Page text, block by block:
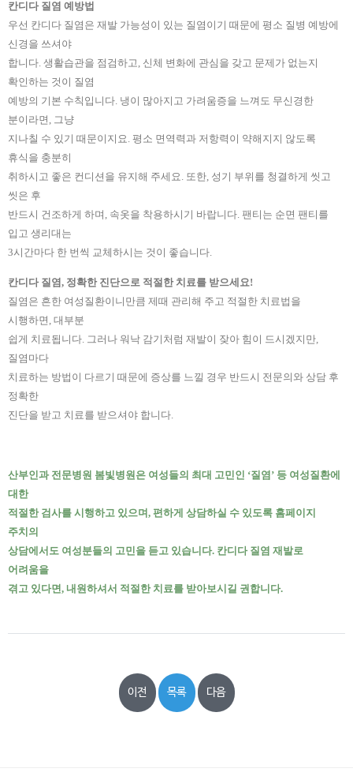
칸디다 질염 예방법
우선 칸디다 질염은 재발 가능성이 있는 질염이기 때문에 평소 질병 예방에
신경을 쓰셔야
합니다. 생활습관을 점검하고, 신체 변화에 관심을 갖고 문제가 없는지
확인하는 것이 질염
예방의 기본 수칙입니다. 냉이 많아지고 가려움증을 느껴도 무신경한
분이라면, 그냥
지나칠 수 있기 때문이지요. 평소 면역력과 저항력이 약해지지 않도록
휴식을 충분히
취하시고 좋은 컨디션을 유지해 주세요. 또한, 성기 부위를 청결하게 씻고
씻은 후
반드시 건조하게 하며, 속옷을 착용하시기 바랍니다. 팬티는 순면 팬티를
입고 생리대는
3시간마다 한 번씩 교체하시는 것이 좋습니다.
칸디다 질염, 정확한 진단으로 적절한 치료를 받으세요!
질염은 흔한 여성질환이니만큼 제때 관리해 주고 적절한 치료법을
시행하면, 대부분
쉽게 치료됩니다. 그러나 워낙 감기처럼 재발이 잦아 힘이 드시겠지만,
질염마다
치료하는 방법이 다르기 때문에 증상를 느낄 경우 반드시 전문의와 상담 후
정확한
진단을 받고 치료를 받으셔야 합니다.
산부인과 전문병원 봄빛병원은 여성들의 최대 고민인 ‘질염’ 등 여성질환에
대한
적절한 검사를 시행하고 있으며, 편하게 상담하실 수 있도록 홈페이지
주치의
상담에서도 여성분들의 고민을 듣고 있습니다. 칸디다 질염 재발로
어려움을
겪고 있다면, 내원하셔서 적절한 치료를 받아보시길 권합니다.
이전 목록 다음